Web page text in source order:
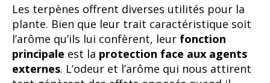
Les terpènes offrent diverses utilités pour la
plante. Bien que leur trait caractéristique soit
l’arôme qu’ils lui confèrent, leur fonction
principale est la protection face aux agents
externes. L’odeur et l’arôme qui nous attirent